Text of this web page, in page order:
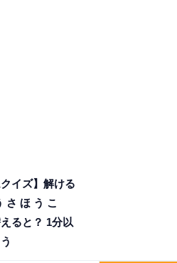
クイズ】解ける
さ ほ う こ
ると？ 1分以